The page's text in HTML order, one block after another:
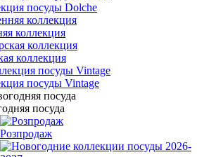
посуды Dolche
коллекция
коллекция
посуды Vintage
посуда
Розпродаж